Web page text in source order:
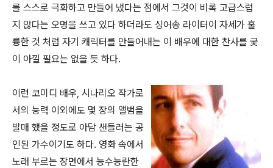
를 스스로 극화하고 만들어 냈다는 점에서 그것이 비록 고급스럽
지 않다는 오명을 쓰고 있다 하더라도 싱어송 라이터이 자세가 훌
륭한 것 처럼 자기 캐릭터를 만들어내는 이 배우에 대한 찬사를 궂
이 아낄 필요는 없을 듯 하다.
이런 코미디 배우, 시나리오 작가로
서의 능력 이외에도 몇 장의 앨범을
발매 했을 정도로 아담 샌들러는 공
인된 가수이기도 하다. 영화 속에서
노래 부르는 장면에서 능수능란한